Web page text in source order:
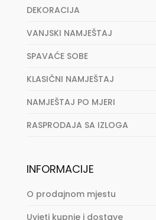
DEKORACIJA
VANJSKI NAMJEŠTAJ
SPAVAĆE SOBE
KLASIČNI NAMJEŠTAJ
NAMJEŠTAJ PO MJERI
RASPRODAJA SA IZLOGA
INFORMACIJE
O prodajnom mjestu
Uvjeti kupnje i dostave